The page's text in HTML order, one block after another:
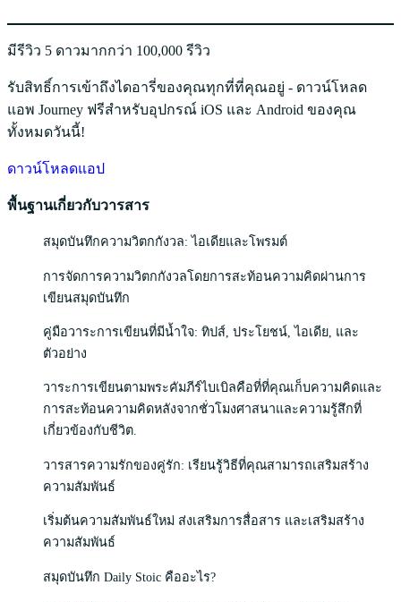
มีรีวิว 5 ดาวมากกว่า 100,000 รีวิว
รับสิทธิ์การเข้าถึงไดอารี่ของคุณทุกที่ที่คุณอยู่ - ดาวน์โหลด
แอพ Journey ฟรีสำหรับอุปกรณ์ iOS และ Android ของคุณ
ทั้งหมดวันนี้!
ดาวน์โหลดแอป
พื้นฐานเกี่ยวกับวารสาร
สมุดบันทึกความวิตกกังวล: ไอเดียและโพรมต์
การจัดการความวิตกกังวลโดยการสะท้อนความคิดผ่านการ
เขียนสมุดบันทึก
คู่มือวาระการเขียนที่มีน้ำใจ: ทิปส์, ประโยชน์, ไอเดีย, และ
ตัวอย่าง
วาระการเขียนตามพระคัมภีร์ไบเบิลคือที่ที่คุณเก็บความคิดและ
การสะท้อนความคิดหลังจากชั่วโมงศาสนาและความรู้สึกที่
เกี่ยวข้องกับชีวิต.
วารสารความรักของคู่รัก: เรียนรู้วิธีที่คุณสามารถเสริมสร้าง
ความสัมพันธ์
เริ่มต้นความสัมพันธ์ใหม่ ส่งเสริมการสื่อสาร และเสริมสร้าง
ความสัมพันธ์
สมุดบันทึก Daily Stoic คืออะไร?